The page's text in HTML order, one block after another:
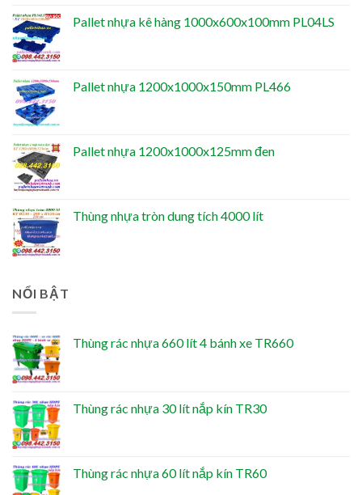
Pallet nhựa kê hàng 1000x600x100mm PL04LS
Pallet nhựa 1200x1000x150mm PL466
Pallet nhựa 1200x1000x125mm đen
Thùng nhựa tròn dung tích 4000 lít
NỔI BẬT
Thùng rác nhựa 660 lít 4 bánh xe TR660
Thùng rác nhựa 30 lít nắp kín TR30
Thùng rác nhựa 60 lít nắp kín TR60